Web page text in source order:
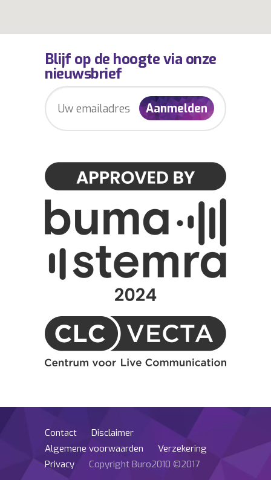
Blijf op de hoogte via onze
nieuwsbrief
Contact
Disclaimer
Algemene voorwaarden
Verzekering
Privacy
Copyright Buro2010 ©2017